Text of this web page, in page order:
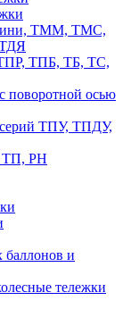
ТММ, ТМС,
ТПБ, ТБ, ТС,
поворотной осью
ТПУ, ТПДУ,
ТП, PH
баллонов и
тележки